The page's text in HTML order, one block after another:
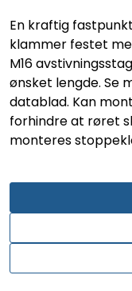
En kraftig
klammer festet
M16
ønsket lengde. Se
datablad. Kan
forhindre at røret
monteres